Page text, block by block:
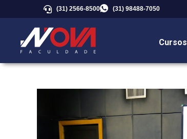
(31) 2566-8500 (31) 98488-7050
Cursos